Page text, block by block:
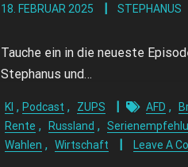
18. FEBRUAR 2025 STEPHANUS
Tauche ein in die neueste
Stephanus und…
KI , Podcast , ZUPS AFD ,
Rente , Russland ,
Wahlen , Wirtschaft Leave A